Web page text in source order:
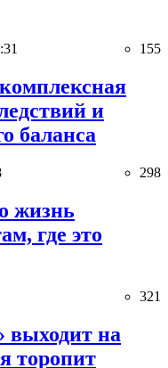
155
и
баланса
298
жизнь
где это
321
на
торопит